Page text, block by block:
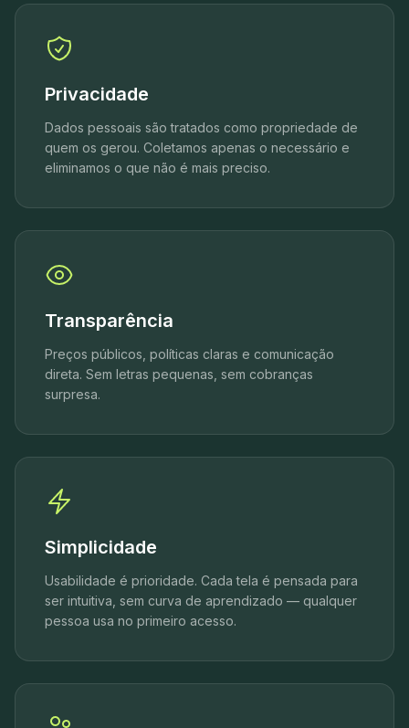
Privacidade
Dados pessoais são tratados como propriedade de
quem os gerou. Coletamos apenas o necessário e
eliminamos o que não é mais preciso.
Transparência
Preços públicos, políticas claras e comunicação
direta. Sem letras pequenas, sem cobranças
surpresa.
Simplicidade
Usabilidade é prioridade. Cada tela é pensada para
ser intuitiva, sem curva de aprendizado — qualquer
pessoa usa no primeiro acesso.